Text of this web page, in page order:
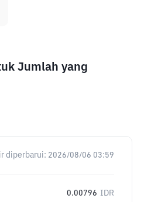
Jumlah yang
diperbarui: 2026/08/06 03:59
0.00796 IDR